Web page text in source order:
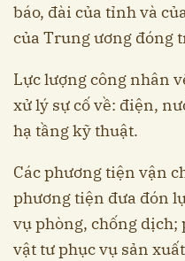
báo, đài của tỉnh và
của Trung ương đóng
Lực lượng công nhân
xử lý sự cố về: điện,
hạ tầng kỹ thuật.
Các phương tiện vận
phương tiện đưa đón
vụ phòng, chống
vật tư phục vụ sản